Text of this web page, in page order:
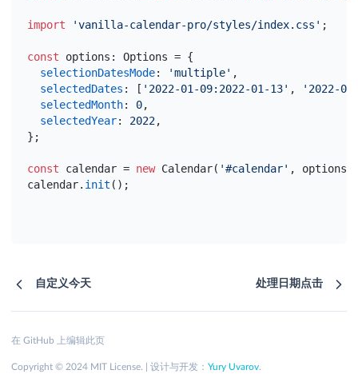
import 'vanilla-calendar-pro/styles/index.css' ;
const options : Options = {
selectionDatesMode: 'multiple' ,
selectedDates : [ '2022-01-09:2022-01-13' ,
'2022-
selectedMonth: 0,
selectedYear: 2022,
} ;
const calendar = new Calendar( '#calendar' , options
calendar. init ( ) ;
自定义今天 处理日期点击
Copyright © 2024 MIT License. | 设计与开发： Yury Uvarov.
在 GitHub 上编辑此页